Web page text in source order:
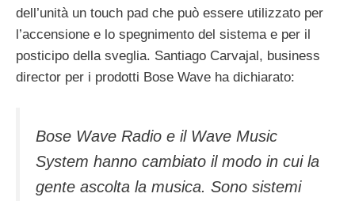
dell’unità un touch pad che può essere utilizzato per
l’accensione e lo spegnimento del sistema e per il
posticipo della sveglia. Santiago Carvajal, business
director per i prodotti Bose Wave ha dichiarato:
Bose Wave Radio e il Wave Music
System hanno cambiato il modo in cui la
gente ascolta la musica. Sono sistemi